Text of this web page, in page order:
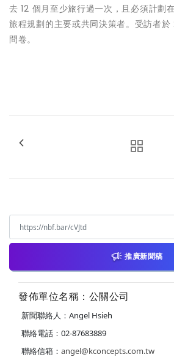
去 12 個月至少旅行過一次，且必須計劃
旅程規劃的主要或共同決策者。受訪者
問卷。
推廣新聞稿
發佈單位名稱：公關公司
新聞聯絡人：Angel Hsieh
聯絡電話：02-87683889
聯絡信箱： angel@kconcepts.com.tw